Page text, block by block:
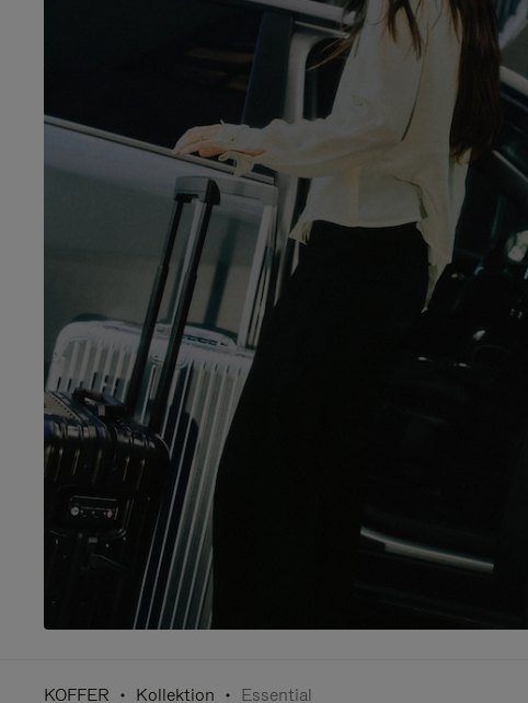
KOFFER Kollektion Essential